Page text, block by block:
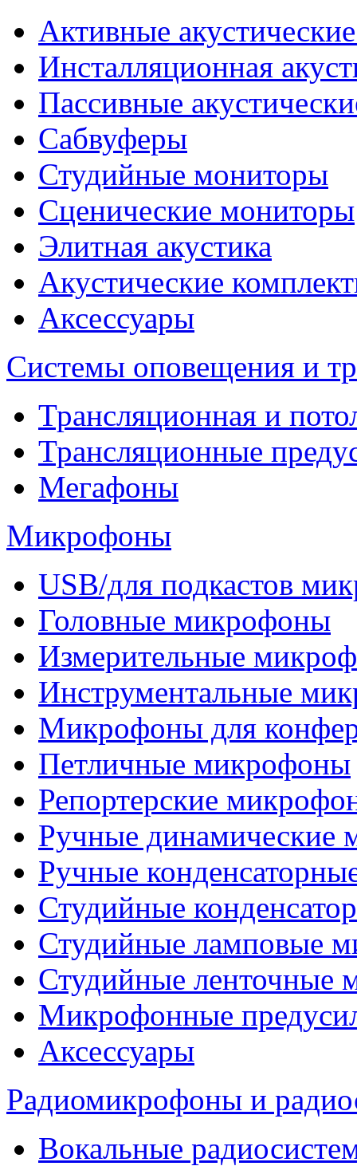
Активные
Инсталляционная
Пассивные
Сабвуферы
Студийные мониторы
Сценические мониторы
Элитная акустика
Акустические
Аксессуары
Системы оповещения и
Трансляционная и
Трансляционные
Мегафоны
Микрофоны
USB/для подкастов
Головные микрофоны
Измерительные
Инструментальные
Микрофоны для
Петличные микрофоны
Репортерские
Ручные динамические
Ручные
Студийные
Студийные ламповые
Студийные ленточные
Микрофонные
Аксессуары
Радиомикрофоны и
Вокальные